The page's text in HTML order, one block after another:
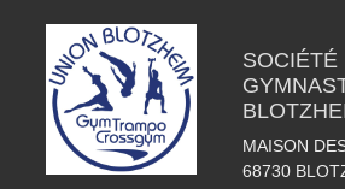
SOCIÉTÉ
MAISON
68730